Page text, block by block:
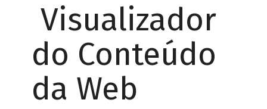
Visualizador
do Conteúdo
da Web